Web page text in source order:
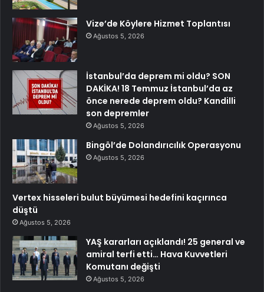
Vize’de Köylere Hizmet Toplantısı
Ağustos 5, 2026
İstanbul’da deprem mi oldu? SON
DAKİKA! 18 Temmuz İstanbul’da az
önce nerede deprem oldu? Kandilli
son depremler
Ağustos 5, 2026
Bingöl’de Dolandırıcılık Operasyonu
Ağustos 5, 2026
Vertex hisseleri bulut büyümesi hedefini kaçırınca
düştü
Ağustos 5, 2026
YAŞ kararları açıklandı! 25 general ve
amiral terfi etti… Hava Kuvvetleri
Komutanı değişti
Ağustos 5, 2026